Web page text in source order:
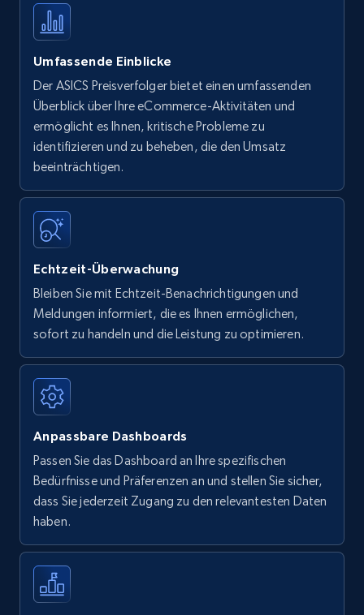
Umfassende Einblicke
Der ASICS Preisverfolger bietet einen umfassenden
Überblick über Ihre eCommerce-Aktivitäten und
ermöglicht es Ihnen, kritische Probleme zu
identifizieren und zu beheben, die den Umsatz
beeinträchtigen.
Echtzeit-Überwachung
Bleiben Sie mit Echtzeit-Benachrichtigungen und
Meldungen informiert, die es Ihnen ermöglichen,
sofort zu handeln und die Leistung zu optimieren.
Anpassbare Dashboards
Passen Sie das Dashboard an Ihre spezifischen
Bedürfnisse und Präferenzen an und stellen Sie sicher,
dass Sie jederzeit Zugang zu den relevantesten Daten
haben.